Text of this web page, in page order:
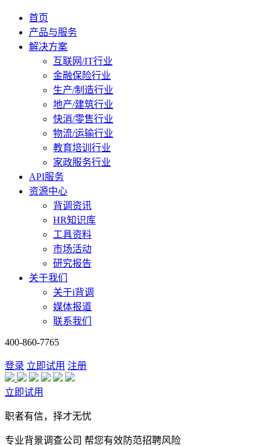
首页
产品与服务
解决方案
互联网/IT行业
金融保险行业
生产/制造行业
地产/建筑行业
快消/零售行业
物流/运输行业
教育培训行业
家政服务行业
API服务
资源中心
背调资讯
HR知识库
工具资料
市场活动
研究报告
关于我们
关于i背调
媒体报道
联系我们
400-860-7765
登录 立即试用 注册
立即试用
职者有信，择才无忧
专业背景调查公司 帮您有效防范招聘风险